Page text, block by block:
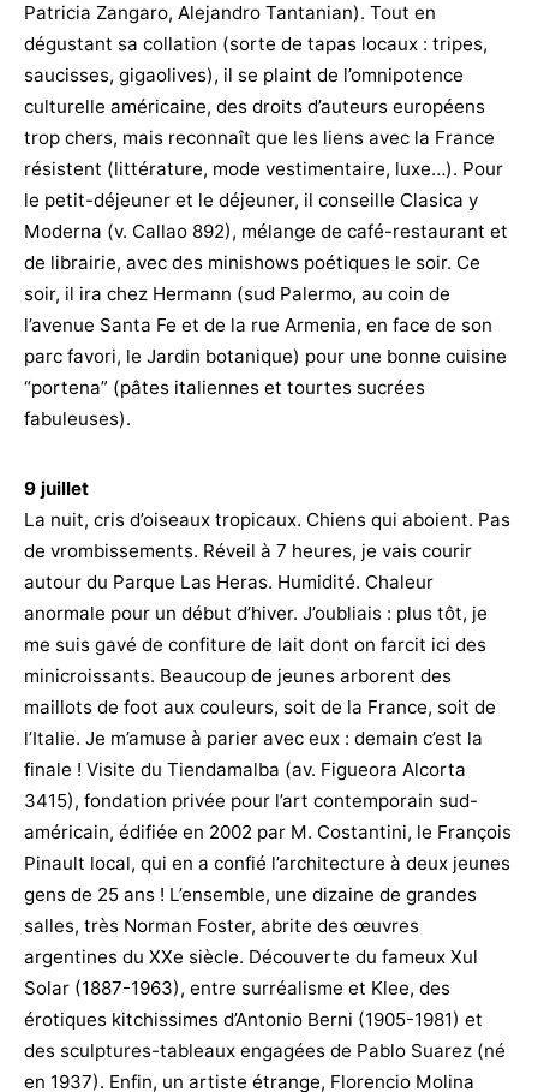
Patricia Zangaro, Alejandro Tantanian). Tout en
dégustant sa collation (sorte de tapas locaux : tripes,
saucisses, gigaolives), il se plaint de l’omnipotence
culturelle américaine, des droits d’auteurs européens
trop chers, mais reconnaît que les liens avec la France
résistent (littérature, mode vestimentaire, luxe…). Pour
le petit-déjeuner et le déjeuner, il conseille Clasica y
Moderna (v. Callao 892), mélange de café-restaurant et
de librairie, avec des minishows poétiques le soir. Ce
soir, il ira chez Hermann (sud Palermo, au coin de
l’avenue Santa Fe et de la rue Armenia, en face de son
parc favori, le Jardin botanique) pour une bonne cuisine
“portena” (pâtes italiennes et tourtes sucrées
fabuleuses).
9 juillet
La nuit, cris d’oiseaux tropicaux. Chiens qui aboient. Pas
de vrombissements. Réveil à 7 heures, je vais courir
autour du Parque Las Heras. Humidité. Chaleur
anormale pour un début d’hiver. J’oubliais : plus tôt, je
me suis gavé de confiture de lait dont on farcit ici des
minicroissants. Beaucoup de jeunes arborent des
maillots de foot aux couleurs, soit de la France, soit de
l’Italie. Je m’amuse à parier avec eux : demain c’est la
finale ! Visite du Tiendamalba (av. Figueora Alcorta
3415), fondation privée pour l’art contemporain sud-
américain, édifiée en 2002 par M. Costantini, le François
Pinault local, qui en a confié l’architecture à deux jeunes
gens de 25 ans ! L’ensemble, une dizaine de grandes
salles, très Norman Foster, abrite des œuvres
argentines du XXe siècle. Découverte du fameux Xul
Solar (1887-1963), entre surréalisme et Klee, des
érotiques kitchissimes d’Antonio Berni (1905-1981) et
des sculptures-tableaux engagées de Pablo Suarez (né
en 1937). Enfin, un artiste étrange, Florencio Molina